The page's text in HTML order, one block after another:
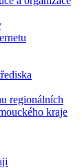
regionálních
kraje